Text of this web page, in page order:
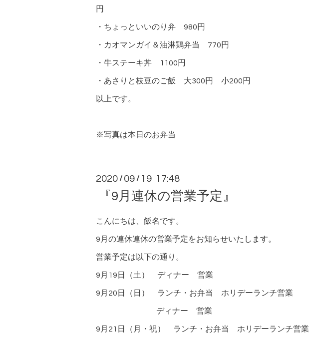
円
・ちょっといいのり弁 980円
・カオマンガイ＆油淋鶏弁当 770円
・牛ステーキ丼 1100円
・あさりと枝豆のご飯 大300円 小200円
以上です。
※写真は本日のお弁当
2020 / 09 / 19 17:48
『9月連休の営業予定』
こんにちは、飯名です。
9月の連休連休の営業予定をお知らせいたします。
営業予定は以下の通り。
9月19日（土） ディナー 営業
9月20日（日） ランチ・お弁当 ホリデーランチ営業
ディナー 営業
9月21日（月・祝） ランチ・お弁当 ホリデーランチ営業